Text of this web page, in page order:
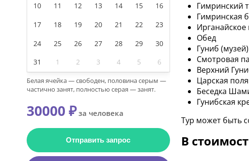
10 11 12 13 14 15 16
17 18 19 20 21 22 23
24 25 26 27 28 29 30
31 1 2 3 4 5 6
Белая ячейка — свободен, половина серым —
частично занят, полностью серая — занят.
30000 ₽за человека
Отправить запрос
Гимринский
Гимринская
Обед
Гуниб (музей)
Смотровая
Верхний
Царская
Беседка
Гунибская
Тур может быть
В